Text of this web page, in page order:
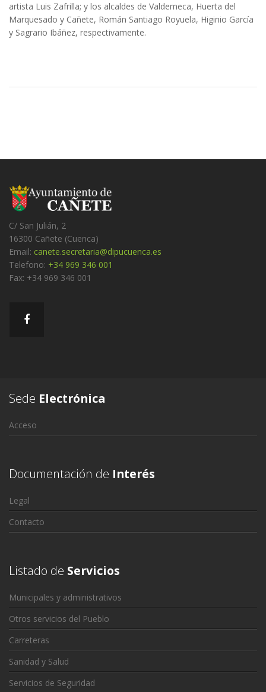
artista Luis Zafrilla; y los alcaldes de Valdemeca, Huerta del
Marquesado y Cañete, Román Santiago Royuela, Higinio García
y Sagrario Ibáñez, respectivamente.
C/ San Julián, 2
16300 Cañete (Cuenca)
Email: canete.secretaria@dipucuenca.es
Telefono: +34 969 346 001
Fax: +34 969 346 001
Sede Electrónica
Acceso
Documentación de Interés
Legal
Contacto
Listado de Servicios
Municipales y administrativos
Otros servicios del Pueblo
Carreteras
Sanidad y Salud
Servicios de Seguridad